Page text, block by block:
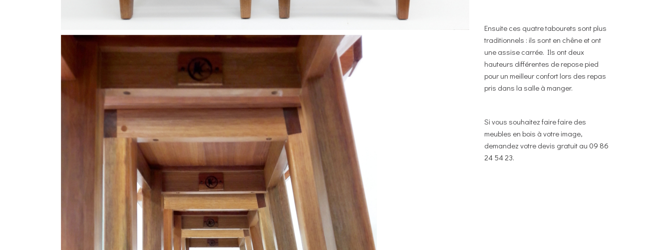
Ensuite ces quatre tabourets sont plus
traditionnels : ils sont en chêne et ont
une assise carrée. Ils ont deux
hauteurs différentes de repose pied
pour un meilleur confort lors des repas
pris dans la salle à manger.
Si vous souhaitez faire faire des
meubles en bois à votre image,
demandez votre devis gratuit au 09 86
24 54 23.